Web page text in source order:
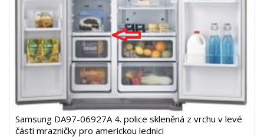
Samsung DA97-06927A 4. police skleněná z vrchu v levé
části mrazničky pro americkou lednici